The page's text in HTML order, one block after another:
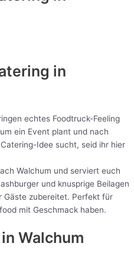
in
echtes Foodtruck-Feeling
ein Event plant und nach
Idee sucht, seid ihr hier
Walchum und serviert euch
und knusprige Beilagen
Gäste zubereitet. Perfekt für
mit Geschmack haben.
Walchum